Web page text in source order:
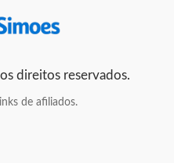
direitos reservados.
de afiliados.